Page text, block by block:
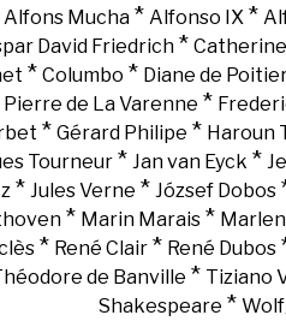
Alfons Mucha* Alfonso IX*
David Friedrich*
* Columbo * Diane de
Pierre de La Varenne *
* Gérard Philipe * Haroun
Tourneur * Jan van Eyck *
* Jules Verne * József Dobos
* Marin Marais *
* René Clair * René Dubos
de Banville * Tiziano
Shakespeare *